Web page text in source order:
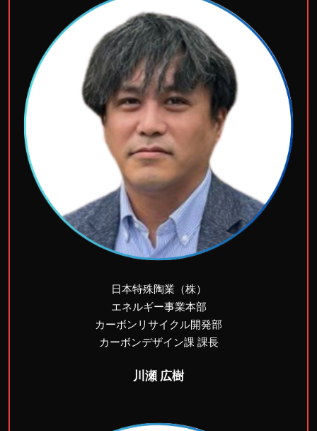
日本特殊陶業（株）
エネルギー事業本部
カーボンリサイクル開発部
カーボンデザイン課 課長
川瀬 広樹